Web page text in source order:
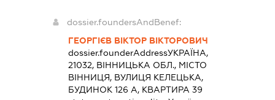
dossier.foundersAndBenef:
ГЕОРГІЄВ ВІКТОР ВІКТОРОВИЧ
dossier.founderAddressУКРАЇНА,
21032, ВІННИЦЬКА ОБЛ., МІСТО
ВІННИЦЯ, ВУЛИЦЯ КЕЛЕЦЬКА,
БУДИНОК 126 А, КВАРТИРА 39